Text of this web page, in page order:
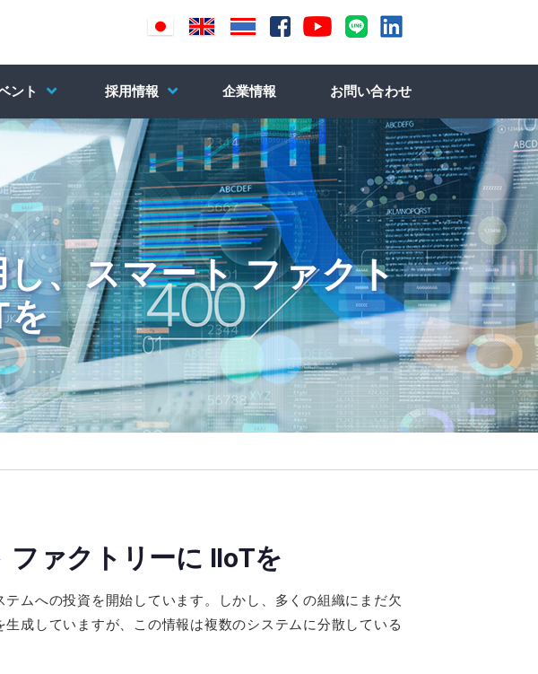
ント 採用情報 企業情報 お問い合わせ
、スマート ファクト
を
ァクトリーに IIoTを
ムへの投資を開始しています。しかし、多くの組織にまだ欠
成していますが、この情報は複数のシステムに分散している